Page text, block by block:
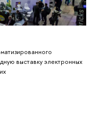
выставку электронных